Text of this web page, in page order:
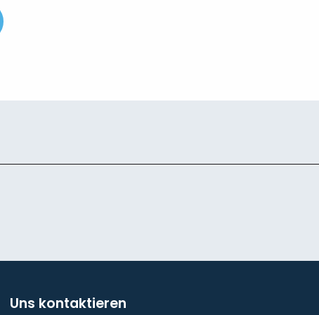
Uns kontaktieren